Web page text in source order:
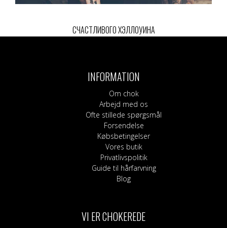
СЧАСТЛИВОГО ХЭЛЛОУИНА
INFORMATION
Om chok
Arbejd med os
Ofte stillede spørgsmål
Forsendelse
Købsbetingelser
Vores butik
Privatlivspolitik
Guide til hårfarvning
Blog
VI ER CHOKEREDE